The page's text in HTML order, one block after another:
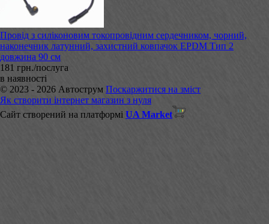
Провід з силіконовим токопровідним сердечником, чорний,
наконечник латунний, захистний ковпачок EPDM Тип 2
довжина 90 см
181 грн./послуга
в наявності
© 2023 - 2026 Автострум Поскаржитися на зміст
Як створити інтернет магазин з нуля
Сайт створений на платформі UA Market